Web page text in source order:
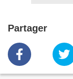
Partager